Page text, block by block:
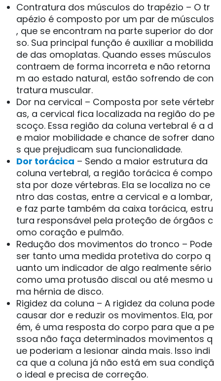
Contratura dos músculos do trapézio – O tr
apézio é composto por um par de músculos
, que se encontram na parte superior do dor
so. Sua principal função é auxiliar a mobilida
de das omoplatas. Quando esses músculos
contraem de forma incorreta e não retorna
m ao estado natural, estão sofrendo de con
tratura muscular.
Dor na cervical – Composta por sete vértebr
as, a cervical fica localizada na região do pe
scoço. Essa região da coluna vertebral é a d
e maior mobilidade e chance de sofrer dano
s que prejudicam sua funcionalidade.
Dor torácica – Sendo a maior estrutura da
coluna vertebral, a região torácica é compo
sta por doze vértebras. Ela se localiza no ce
ntro das costas, entre a cervical e a lombar,
e faz parte também da caixa torácica, estru
tura responsável pela proteção de órgãos c
omo coração e pulmão.
Redução dos movimentos do tronco – Pode
ser tanto uma medida protetiva do corpo q
uanto um indicador de algo realmente sério
como uma protusão discal ou até mesmo u
ma hérnia de disco.
Rigidez da coluna – A rigidez da coluna pode
causar dor e reduzir os movimentos. Ela, por
ém, é uma resposta do corpo para que a pe
ssoa não faça determinados movimentos q
ue poderiam a lesionar ainda mais. Isso indi
ca que a coluna já não está em sua condiçã
o ideal e precisa de correção.